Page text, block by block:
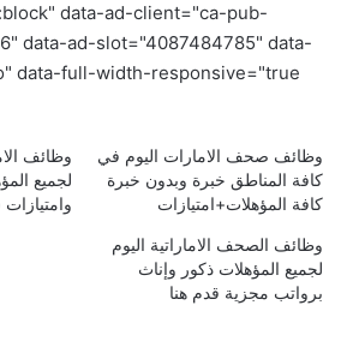
data-ad-client="ca-pub-
data-ad-slot="4087484785" data-
data-full-width-responsive="true">
وظائف صحف الامارات اليوم في
كافة المناطق خبرة وبدون خبرة
كافة المؤهلات+امتيازات
وظائف
لجميع
وامتيازات
وظائف الصحف الاماراتية اليوم
لجميع المؤهلات ذكور وإناث
برواتب مجزية قدم هنا